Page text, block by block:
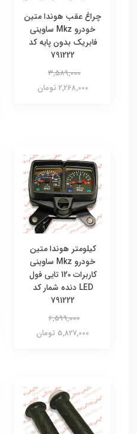
چراغ عقب هوندا متین
خودرو Mkz ساوینی
فابریک بدون پایه کد
791222
3,589,000
2,268,000 تومان
کیلومتر هوندا متین
خودرو Mkz ساوینی
کاربرات 120 تایی فول
LED دنده شمار کد
791222
6,599,000
5,827,000 تومان